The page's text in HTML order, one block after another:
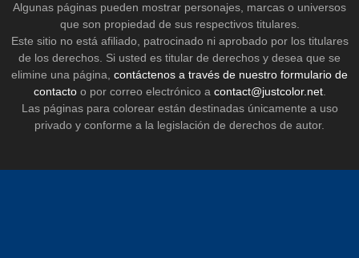
Algunas páginas pueden mostrar personajes, marcas o universos
que son propiedad de sus respectivos titulares.
Este sitio no está afiliado, patrocinado ni aprobado por los titulares
de los derechos. Si usted es titular de derechos y desea que se
elimine una página, contáctenos a través de nuestro formulario de
contactoo por correo electrónico a contact@justcolor.net.
Las páginas para colorear están destinadas únicamente a uso
privado y conforme a la legislación de derechos de autor.